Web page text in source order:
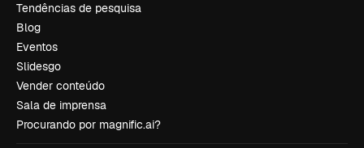
Tendências de pesquisa
Blog
Eventos
Slidesgo
Vender conteúdo
Sala de imprensa
Procurando por magnific.ai?